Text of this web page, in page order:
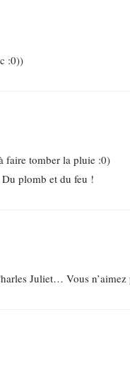
:0))
faire tomber la pluie :0)
plomb et du feu !
Juliet… Vous n’aimez